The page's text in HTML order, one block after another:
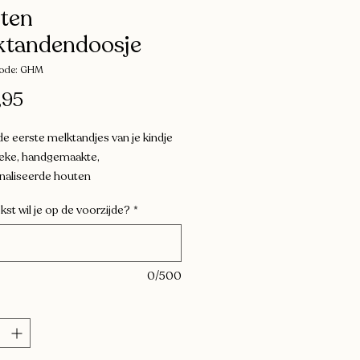
GHM
Prijs
eerste melktandjes van je kindje
handgemaakte,
houten
het geboortekaartje. Gemaakt van
wil je op de voorzijde? *
0/500